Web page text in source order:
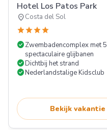
Hotel Los Patos Park
location_onCosta del Sol
starstarstarstar
check_circleZwembadencomplex met 5
spectaculaire glijbanen
check_circleDichtbij het strand
check_circleNederlandstalige Kidsclub
Bekijk vakantie